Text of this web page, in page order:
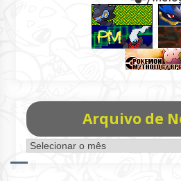
Arquivo de
Arquivo
de